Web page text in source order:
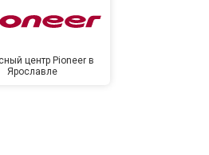
центр Pioneer в
Ярославле